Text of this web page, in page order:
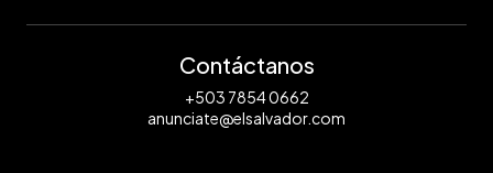
Contáctanos
+503 7854 0662
anunciate@elsalvador.com